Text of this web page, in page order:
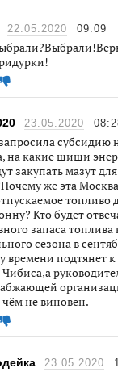
22.05.2020 09:09
23.05.2020
субсидию
на какие шиши
закупать мазут
же эта
топливо
Кто будет
запаса топлива
сезона в
времени подтянет
чём не виновен.
23.05.2020